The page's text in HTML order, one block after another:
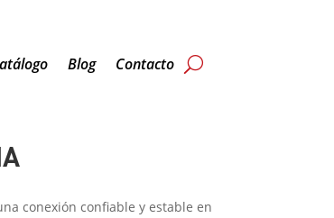
Blog Contacto
conexión confiable y estable en